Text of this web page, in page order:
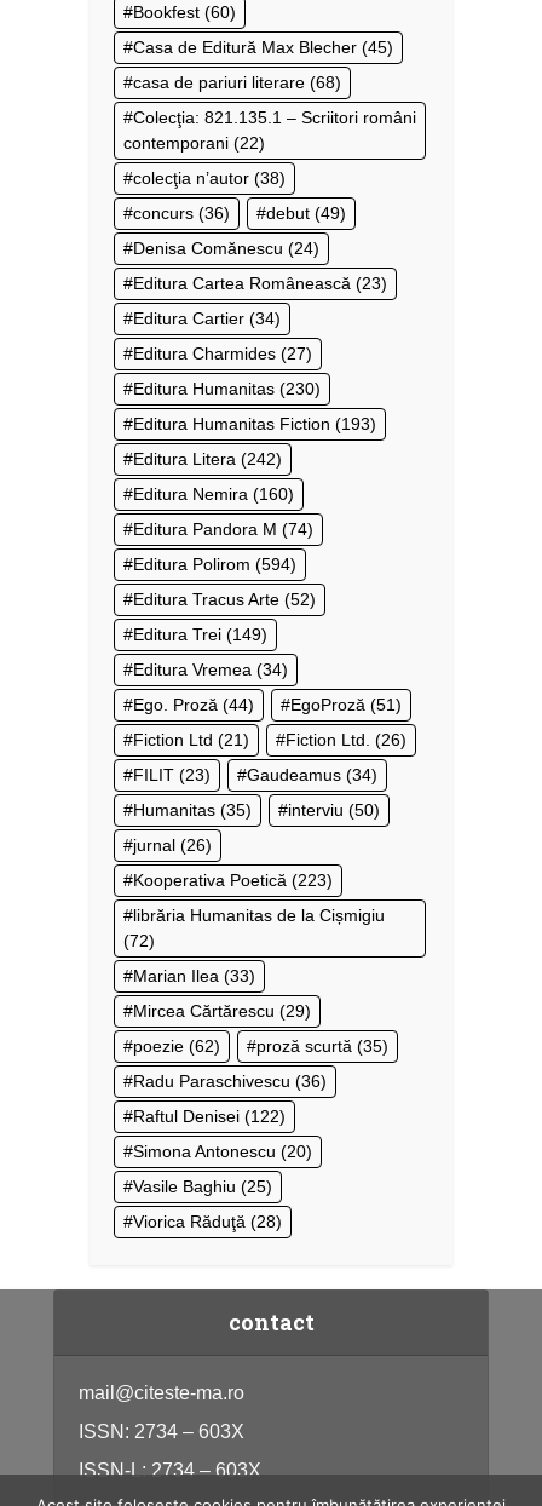
Bookfest (60)
Casa de Editură Max Blecher (45)
casa de pariuri literare (68)
Colecţia: 821.135.1 – Scriitori români
contemporani (22)
colecţia n’autor (38)
concurs (36) debut (49)
Denisa Comănescu (24)
Editura Cartea Românească (23)
Editura Cartier (34)
Editura Charmides (27)
Editura Humanitas (230)
Editura Humanitas Fiction (193)
Editura Litera (242)
Editura Nemira (160)
Editura Pandora M (74)
Editura Polirom (594)
Editura Tracus Arte (52)
Editura Trei (149)
Editura Vremea (34)
Ego. Proză (44) EgoProză (51)
Fiction Ltd (21) Fiction Ltd. (26)
FILIT (23) Gaudeamus (34)
Humanitas (35) interviu (50)
jurnal (26)
Kooperativa Poetică (223)
librăria Humanitas de la Cișmigiu
(72)
Marian Ilea (33)
Mircea Cărtărescu (29)
poezie (62) proză scurtă (35)
Radu Paraschivescu (36)
Raftul Denisei (122)
Simona Antonescu (20)
Vasile Baghiu (25)
Viorica Răduţă (28)
contact
mail@citeste-ma.ro
ISSN: 2734 – 603X
ISSN-L: 2734 – 603X